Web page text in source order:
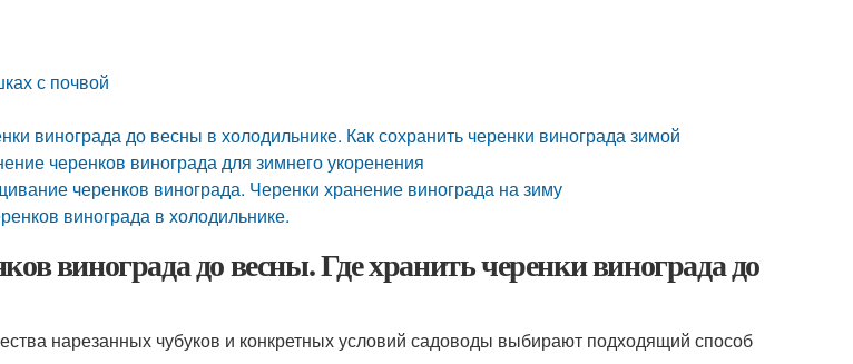
с почвой
винограда до весны в холодильнике. Как сохранить черенки винограда зимой
черенков винограда для зимнего укоренения
черенков винограда. Черенки хранение винограда на зиму
винограда в холодильнике.
винограда до весны. Где хранить черенки винограда до
нарезанных чубуков и конкретных условий садоводы выбирают подходящий способ